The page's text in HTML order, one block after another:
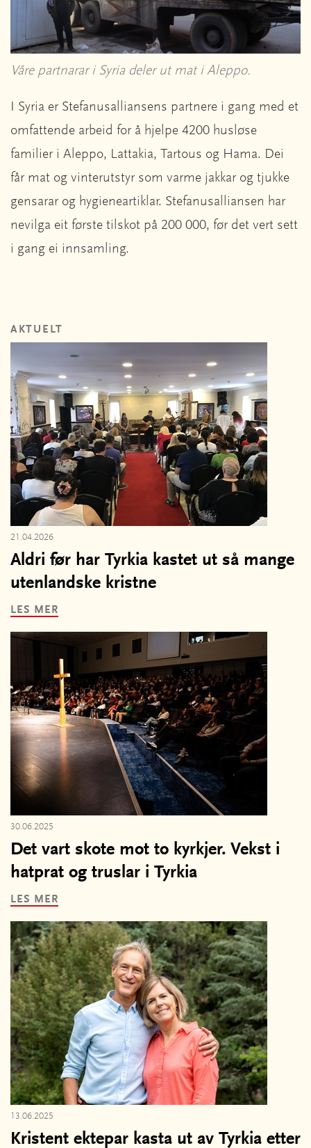
Våre partnarar i Syria deler ut mat i Aleppo.
I Syria er Stefanusalliansens partnere i gang med et
omfattende arbeid for å hjelpe 4200 husløse
familier i Aleppo, Lattakia, Tartous og Hama. Dei
får mat og vinterutstyr som varme jakkar og tjukke
gensarar og hygieneartiklar. Stefanusalliansen har
nevilga eit første tilskot på 200 000, før det vert sett
i gang ei innsamling.
AKTUELT
21.04.2026
Aldri før har Tyrkia kastet ut så mange
utenlandske kristne
LES MER
30.06.2025
Det vart skote mot to kyrkjer. Vekst i
hatprat og truslar i Tyrkia
LES MER
13.06.2025
Kristent ektepar kasta ut av Tyrkia etter